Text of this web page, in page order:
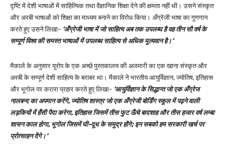
दृष्टि में देशी भाषाओं में साहित्यिक तथा वैज्ञानिक शिक्षा देने की क्षमता नहीं थी। उसने संस्कृत
और अरबी भाषाओं को शिक्षा का माध्यम बनाने का विरोध किया। अँग्रेजी भाषा का गुणगान
करते हुए उसने लिखा- ‘अँग्रेजी भाषा में जो साहित्य अब तक उपलब्घ है वह तीन सौ वर्ष के
सम्पूर्ण विश्व की समस्त भाषाओं में उपलब्ध साहित्य से अधिक मूल्यवान है।’
मैकाले के अनुसार यूरोप के एक अच्छे पुस्तकालय की अलमारी का एक खाना संस्कृत और
अरबी के सम्पूर्ण देशी साहित्य के बराबर था। मैकाले ने भारतीय आयुर्विज्ञान, ज्योतिष, इतिहास
और भूगोल पर करारा प्रहार करते हुए लिखा- ‘आयुर्विज्ञान के सिद्धान्त जो एक अँग्रेज
नालबन्द का अपमान करेंगे, ज्योतिष शास्त्र जो एक अँग्रेजी बोर्डिंग स्कूल में पढ़ने वाली
लड़कियों में हँसी पैदा करेगा, इतिहास जिसमें तीस फुट ऊँचे बादशाह और तीस हजार वर्ष लम्बा
शासन काल होगा, भूगोल जिसमें घी-दूध के समुद्र होंगे; इन सबको हम सरकारी खर्च पर
प्रोत्साहन देंगे।’